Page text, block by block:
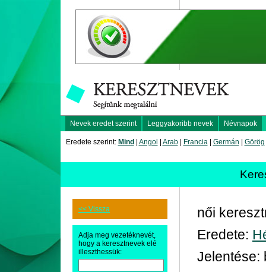
Nevek eredet szerint Leggyakoribb nevek Névnapok
Eredete szerint: Mind Angol Arab| Francia| Germán Görög
<< Vissza
Adja meg vezetéknevét,
hogy a keresztnevek elé
illeszthessük:
női
Eredete:
Jelentése: